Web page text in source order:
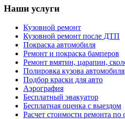
Наши услуги
Кузовной ремонт
Кузовной ремонт после ДТП
Покраска автомобиля
Ремонт и покраска бамперов
Ремонт вмятин, царапин,
Полировка кузова автомобиля
Подбор краски для авто
Аэрография
Бесплатный эвакуатор
Бесплатная оценка с выездом
Расчет стоимости ремонта по